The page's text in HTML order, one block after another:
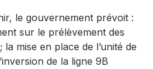
le gouvernement prévoit :
sur le prélèvement des
mise en place de l’unité de
de la ligne 9B